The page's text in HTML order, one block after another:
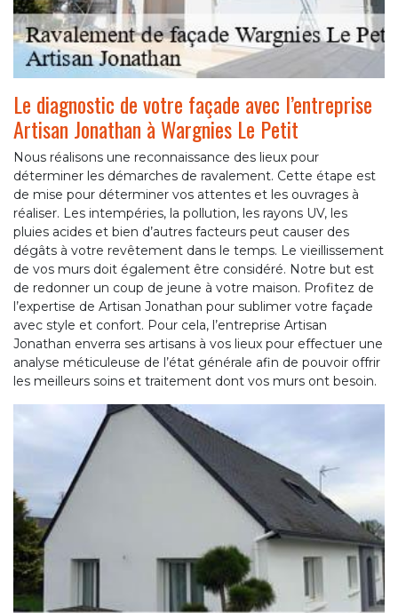
Le diagnostic de votre façade avec l’entreprise
Artisan Jonathan à Wargnies Le Petit
Nous réalisons une reconnaissance des lieux pour
déterminer les démarches de ravalement. Cette étape est
de mise pour déterminer vos attentes et les ouvrages à
réaliser. Les intempéries, la pollution, les rayons UV, les
pluies acides et bien d’autres facteurs peut causer des
dégâts à votre revêtement dans le temps. Le vieillissement
de vos murs doit également être considéré. Notre but est
de redonner un coup de jeune à votre maison. Profitez de
l’expertise de Artisan Jonathan pour sublimer votre façade
avec style et confort. Pour cela, l’entreprise Artisan
Jonathan enverra ses artisans à vos lieux pour effectuer une
analyse méticuleuse de l’état générale afin de pouvoir offrir
les meilleurs soins et traitement dont vos murs ont besoin.